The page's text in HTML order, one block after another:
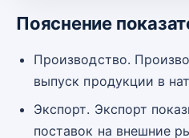
Пояснение
Производство.
выпуск продукции в
Экспорт. Экспорт
поставок на внешние